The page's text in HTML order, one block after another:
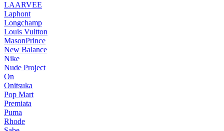
LAARVEE
Laphont
Longchamp
Louis Vuitton
MasonPrince
New Balance
Nike
Nude Project
On
Onitsuka
Pop Mart
Premiata
Puma
Rhode